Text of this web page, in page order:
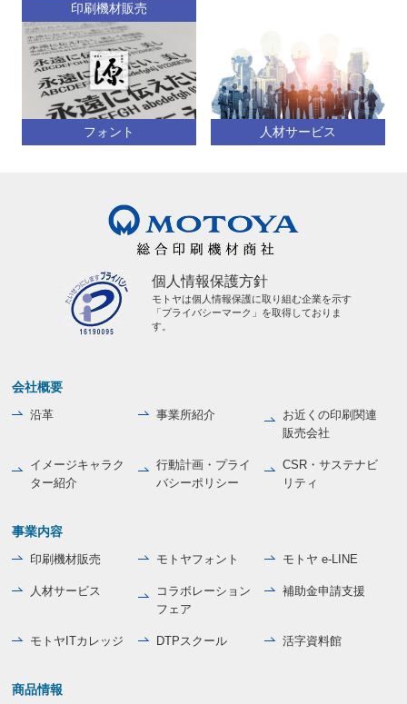
印刷機材販売
フォント 人材サービス
個人情報保護方針
モトヤは個人情報保護に取り組む企業を示す
「プライバシーマーク」を取得しておりま
す。
会社概要
沿革 事業所紹介
お近くの印刷関連
販売会社
イメージキャラク
ター紹介
行動計画・プライ
バシーポリシー
CSR・サステナビ
リティ
事業内容
印刷機材販売 モトヤフォント モトヤ e-LINE
人材サービス
コラボレーション
フェア
補助金申請支援
モトヤITカレッジ DTPスクール 活字資料館
商品情報